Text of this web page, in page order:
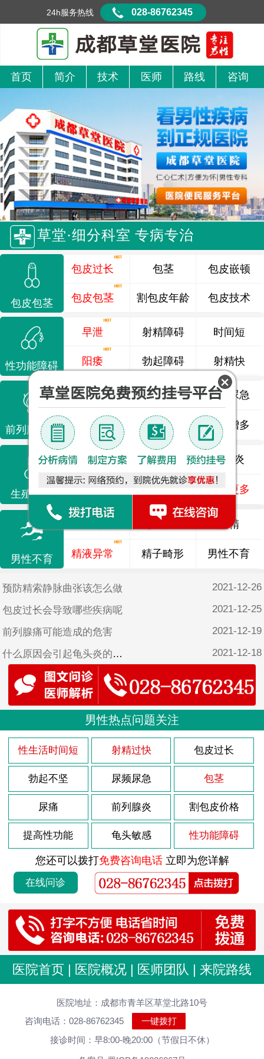
首页 简介 技术 医师 路线 咨询
草堂·细分科室 专病专治
包皮包茎
包皮过长
包皮包茎
包茎
割包皮年龄
包皮嵌顿
包皮技术
性功能障碍
早泄
阳痿
射精障碍
勃起障碍
时间短
射精快
前列腺疾病
前列腺炎 前列腺痛 尿频尿急
前列腺增生 排尿不畅 夜尿增多
生殖感染
龟头炎 睾丸炎 尿道炎
了解更多
男性不育
少精 弱精
精液异常 精子畸形 男性不育
预防精索静脉曲张该怎么做 2021-12-26
包皮过长会导致哪些疾病呢 2021-12-25
前列腺痛可能造成的危害 2021-12-19
什么原因会引起龟头炎的复发 2021-12-18
新婚遇到勃起功能障碍怎么办
有哪些原因可引起男性不育 2021-12-15
什么原因引起龟头炎
患前列腺囊肿对男性造成的危害都有哪些 2021-12-11
预防精索静脉曲张该怎么做 2021-12-10
男性包茎有哪些表现症状 2021-12-09
男性包茎到底是怎么回事呢 2021-12-08
导致男性阳痿的原因是哪些 2021-12-06
导致前列腺增大有哪些原因 2021-12-05
双侧精索静脉曲张的危害是什么 2021-12-04
得了前列腺钙化要注意什么？ 2021-12-03
男性患有前列腺痛都有哪些症状 2021-12-02
预防前列腺肥大有什么方法 2021-12-01
男人日常如何保养前列腺
男性前列腺痛是怎么回事
精囊炎有什么临床症状
前列腺痛都有哪些表现
男性热点问题关注
性生活时间短 射精过快 包皮过长
勃起不坚 尿频尿急 包茎
尿痛 前列腺炎 割包皮价格
提高性功能 龟头敏感 性功能障碍
您还可以拨打免费咨询电话立即为您详解
在线问诊
医院首页 | 医院概况 | 医师团队 | 来院路线
医院地址：成都市青羊区草堂北路10号
咨询电话：028-86762345
一键拨打
接诊时间：早8:00-晚20:00（节假日不休）
24h服务热线 028-86762345